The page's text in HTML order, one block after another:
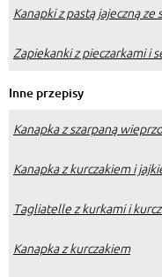
Kanapki z pastą jajeczną ze
Zapiekanki z pieczarkami i
Inne przepisy
Kanapka z szarpaną
Kanapka z kurczakiem i
Tagliatelle z kurkami i
Kanapka z kurczakiem